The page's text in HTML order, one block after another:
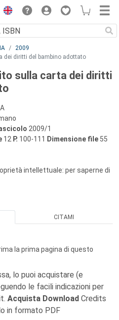
2009
dei diritti del bambino adottato
sulla carta dei diritti
2009/1
12 P. 100-111 Dimensione file 55
intellettuale: per saperne di
CITAMI
la prima pagina di questo
lo puoi acquistare (e
le facili indicazioni per
Acquista Download Credits
in formato PDF